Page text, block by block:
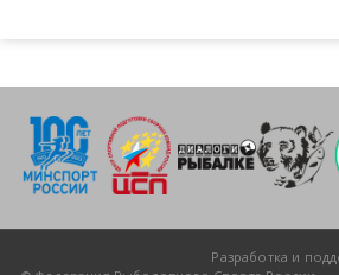
Разработка и